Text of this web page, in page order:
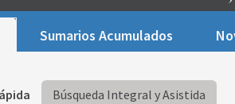
Sumarios Acumulados
Búsqueda Integral y Asistida